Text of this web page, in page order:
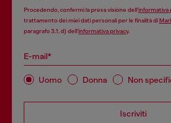
Procedendo, confermi la presa visione dell’informativa
trattamento dei miei dati personali per le finalità di
paragrafo 3.1, d) dell’informativa privacy.
E-mail*
Uomo Donna Non
Iscriviti